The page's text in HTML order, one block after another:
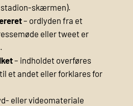
skærmen).
– ordlyden fra et
eller tweet er
– indholdet overføres
et andet eller forklares for
eller videomateriale